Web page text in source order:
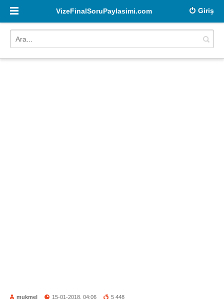
Giriş
VizeFinalSoruPaylasimi.com
mukmel 15-01-2018, 04:06 5 448